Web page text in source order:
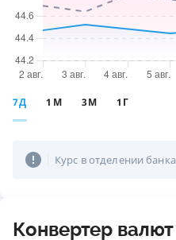
7Д 1М 3М 1Г
Курс в отделении
Конвертер валют